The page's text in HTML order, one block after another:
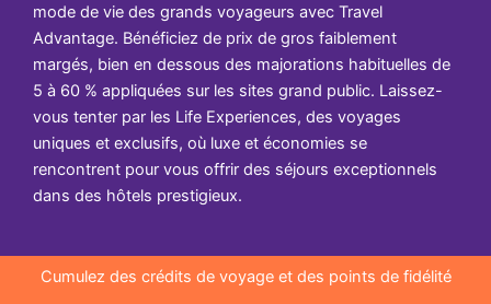
mode de vie des grands voyageurs avec Travel
Advantage. Bénéficiez de prix de gros faiblement
margés, bien en dessous des majorations habituelles de
5 à 60 % appliquées sur les sites grand public. Laissez-
vous tenter par les Life Experiences, des voyages
uniques et exclusifs, où luxe et économies se
rencontrent pour vous offrir des séjours exceptionnels
dans des hôtels prestigieux.
Cumulez des crédits de voyage et des points de fidélité